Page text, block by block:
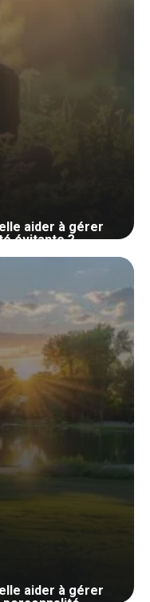
aider à gérer
évitante ?
aider à gérer